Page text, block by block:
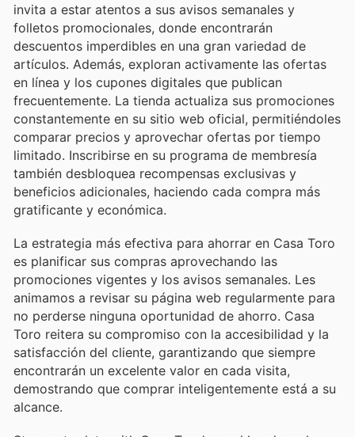
invita a estar atentos a sus avisos semanales y
folletos promocionales, donde encontrarán
descuentos imperdibles en una gran variedad de
artículos. Además, exploran activamente las ofertas
en línea y los cupones digitales que publican
frecuentemente. La tienda actualiza sus promociones
constantemente en su sitio web oficial, permitiéndoles
comparar precios y aprovechar ofertas por tiempo
limitado. Inscribirse en su programa de membresía
también desbloquea recompensas exclusivas y
beneficios adicionales, haciendo cada compra más
gratificante y económica.
La estrategia más efectiva para ahorrar en Casa Toro
es planificar sus compras aprovechando las
promociones vigentes y los avisos semanales. Les
animamos a revisar su página web regularmente para
no perderse ninguna oportunidad de ahorro. Casa
Toro reitera su compromiso con la accesibilidad y la
satisfacción del cliente, garantizando que siempre
encontrarán un excelente valor en cada visita,
demostrando que comprar inteligentemente está a su
alcance.